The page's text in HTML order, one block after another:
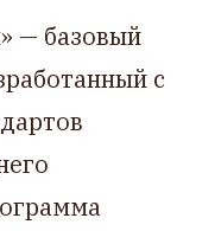
— базовый
с